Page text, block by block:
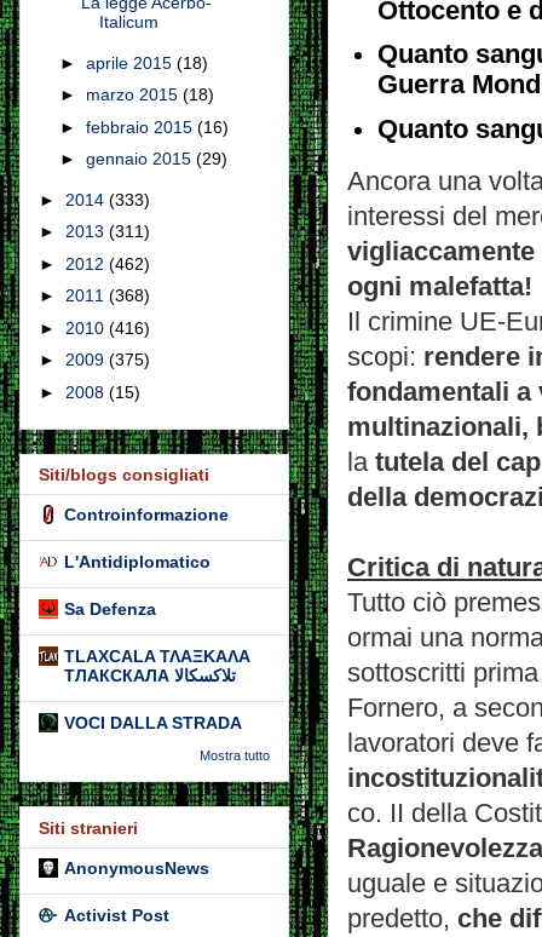
Ottocento e
Quanto
Guerra
Quanto
Ancora una
interessi del
vigliaccamente
ogni malefatta!
Il crimine UE-
scopi: rendere
fondamentali a
multinazionali,
la tutela del
della
Critica di
Tutto ciò
ormai una
sottoscritti
Fornero, a
lavoratori deve
co. II della
Ragionevolezza
uguale e
predetto, che
Italicum
► aprile 2015 (18)
► marzo 2015 (18)
► febbraio 2015 (16)
► gennaio 2015 (29)
► 2014 (333)
► 2013 (311)
► 2012 (462)
► 2011 (368)
► 2010 (416)
► 2009 (375)
► 2008 (15)
Siti/blogs consigliati
Controinformazione
L'Antidiplomatico
Sa Defenza
TLAXCALA ΤΛΑΞΚΑΛΑ
ТЛАКСКАЛА تلاكسكالا
VOCI DALLA STRADA
Mostra tutto
Siti stranieri
AnonymousNews
Activist Post